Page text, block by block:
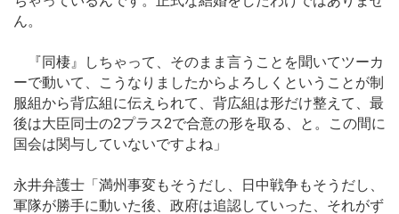
ん。
『同棲』しちゃって、そのまま言うことを聞いてツーカ
ーで動いて、こうなりましたからよろしくということが制
服組から背広組に伝えられて、背広組は形だけ整えて、最
後は大臣同士の2プラス2で合意の形を取る、と。この間に
国会は関与していないですよね」
永井弁護士「満州事変もそうだし、日中戦争もそうだし、
軍隊が勝手に動いた後、政府は追認していった、それがず